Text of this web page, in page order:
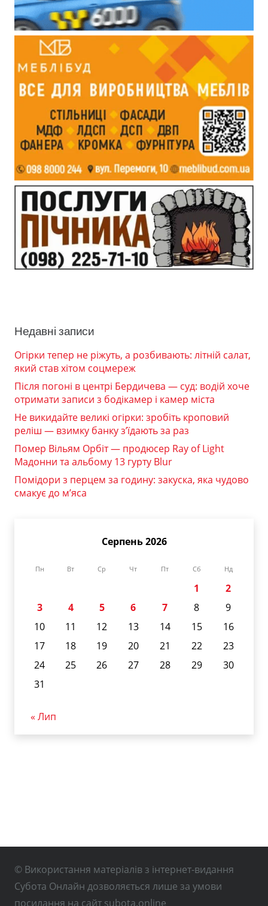
Недавні записи
Огірки тепер не ріжуть, а розбивають: літній салат,
який став хітом соцмереж
Після погоні в центрі Бердичева — суд: водій хоче
отримати записи з бодікамер і камер міста
Не викидайте великі огірки: зробіть кроповий
реліш — взимку банку з’їдають за раз
Помер Вільям Орбіт — продюсер Ray of Light
Мадонни та альбому 13 гурту Blur
Помідори з перцем за годину: закуска, яка чудово
смакує до м’яса
Серпень 2026
Пн Вт Ср Чт Пт Сб Нд
1
2
3
4 5 6 7 8
9
10
11 12 13 14 15
16
17
18 19 20 21 22
23
24
25 26 27 28 29
30
31
« Лип
© Використання матеріалів з інтернет-видання
Субота Онлайн дозволяється лише за умови
посилання на сайт subota.online